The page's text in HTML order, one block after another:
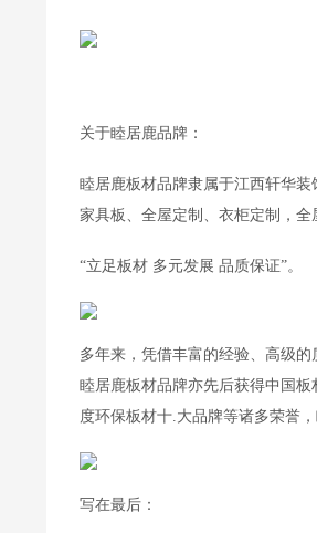
关于睦居鹿品牌：
睦居鹿板材品牌隶属于江西轩华
家具板、全屋定制、衣柜定制，全
“立足板材 多元发展 品质保证”。
多年来，凭借丰富的经验、高级
睦居鹿板材品牌亦先后获得中国
度环保板材十.大品牌等诸多荣誉
写在最后：